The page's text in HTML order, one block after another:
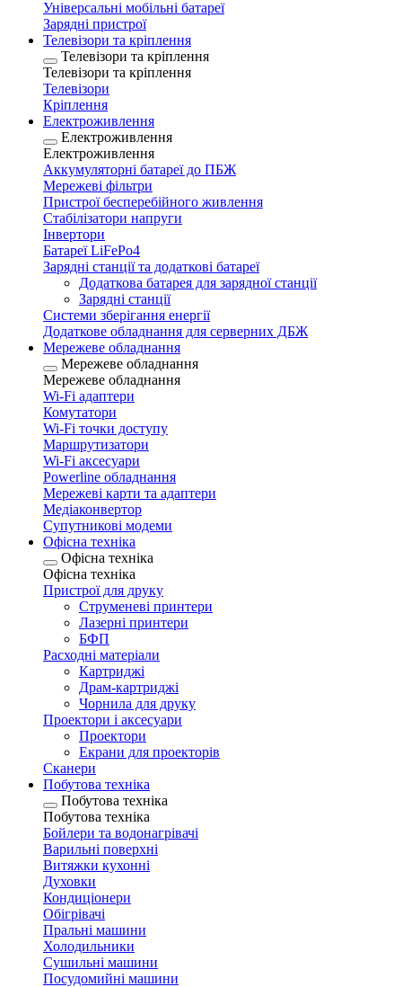
Універсальні мобільні батареї
Зарядні пристрої
Телевізори та кріплення
Телевізори та кріплення
Телевізори та кріплення
Телевізори
Кріплення
Електроживлення
Електроживлення
Електроживлення
Аккумуляторні батареї до ПБЖ
Мережеві фільтри
Пристрої бесперебійного живлення
Стабілізатори напруги
Інвертори
Батареї LiFePo4
Зарядні станції та додаткові батареї
Додаткова батарея для зарядної станції
Зарядні станції
Системи зберігання енергії
Додаткове обладнання для серверних ДБЖ
Мережеве обладнання
Мережеве обладнання
Мережеве обладнання
Wi-Fi адаптери
Комутатори
Wi-Fi точки доступу
Маршрутизатори
Wi-Fi аксесуари
Рowerline обладнання
Мережеві карти та адаптери
Медіаконвертор
Супутникові модеми
Офісна техніка
Офісна техніка
Офісна техніка
Пристрої для друку
Струменеві принтери
Лазерні принтери
БФП
Расходні матеріали
Картриджі
Драм-картриджі
Чорнила для друку
Проектори і аксесуари
Проектори
Екрани для проекторів
Сканери
Побутова техніка
Побутова техніка
Побутова техніка
Бойлери та водонагрівачі
Варильні поверхні
Витяжки кухонні
Духовки
Кондиціонери
Обігрівачі
Пральні машини
Холодильники
Сушильні машини
Посудомийні машини